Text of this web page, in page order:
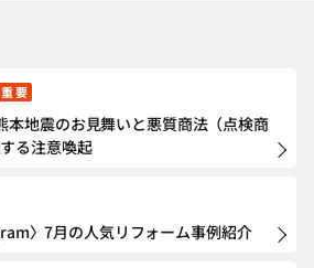
重 要
本地震のお見舞いと悪質商法（点検商
る注意喚起
〉7月の人気リフォーム事例紹介